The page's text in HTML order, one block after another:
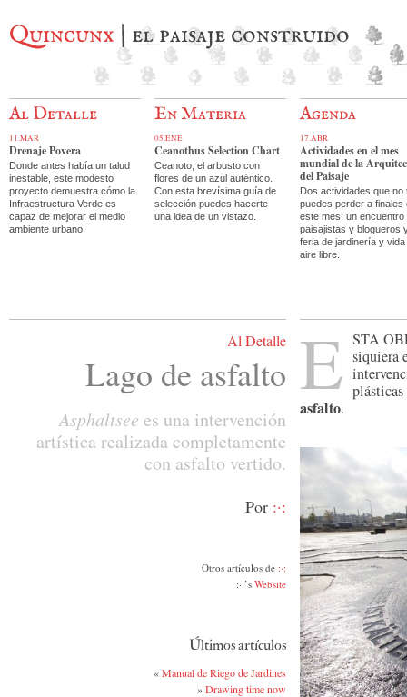
Quincunx | el paisaje construido
Al Detalle
11.MAR
Drenaje Povera
Donde antes había un talud
inestable, este modesto
proyecto demuestra cómo la
Infraestructura Verde es
capaz de mejorar el medio
ambiente urbano.
En Materia
05.ENE
Ceanothus Selection Chart
Ceanoto, el arbusto con
flores de un azul auténtico.
Con esta brevísima guía de
selección puedes hacerte
una idea de un vistazo.
Agenda
17.ABR
Actividades en el mes
mundial de la
del Paisaje
Dos actividades que no
puedes perder a finales
este mes: un encuentro
paisajistas y blogueros
feria de jardinería y vida
aire libre.
Al Detalle
Lago de asfalto
Asphaltsee es una intervención
artística realizada completamente
con asfalto vertido.
Por :·:
Otros artículos de :·:
:·:’s Website
Últimos artículos
«Manual de Riego de Jardines
»Drawing time now
E sta
siquiera
asfalto.